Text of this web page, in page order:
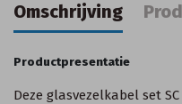
Omschrijving
Productpresentatie
Deze glasvezelkabel set